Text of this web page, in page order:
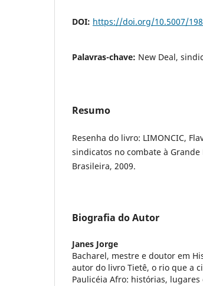
DOI: https://doi.org/10.5007/
Palavras-chave: New Deal,
Resumo
Resenha do livro: LIMONCIC,
sindicatos no combate à Grande
Brasileira, 2009.
Biografia do Autor
Janes Jorge
Bacharel, mestre e doutor em
autor do livro Tietê, o rio que a
Paulicéia Afro: histórias, lugares